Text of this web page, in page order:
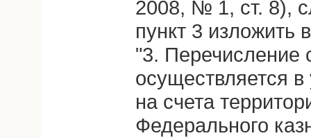
2008, № 1, ст. 8),
пункт 3 изложить
"3. Перечисление
осуществляется
на счета
Федерального